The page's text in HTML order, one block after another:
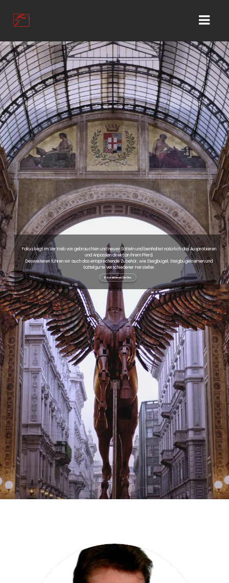
HOME
KONTAKT
GESCHÄFT
WIR ÜBER UNS
KUNDEN KONTO
Kontaktieren Sie Uns
Fokus liegt im Vertrieb von gebrauchten und neuen Sätteln und beinhaltet natürlich das Ausprobieren
und Anpassen direkt an Ihrem Pferd.
Desweiteren führen wir auch das entsprechende Zubehör, wie Steigbügel, Steigbügelriemen und
Sattelgurte verschiedener Hersteller.